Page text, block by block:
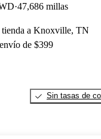
47,686 millas
tienda a Knoxville, TN
de $399
Sin tasas de